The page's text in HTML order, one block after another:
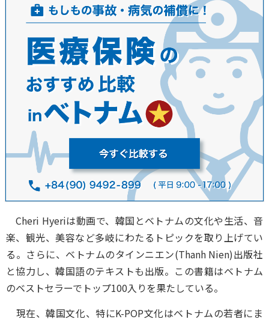
Cheri Hyeriは動画で、韓国とベトナムの文化や生活、音
楽、観光、美容など多岐にわたるトピックを取り上げてい
る。さらに、ベトナムのタインニエン(Thanh Nien)出版社
と協力し、韓国語のテキストも出版。この書籍はベトナム
のベストセラーでトップ100入りを果たしている。
現在、韓国文化、特にK-POP文化はベトナムの若者にま